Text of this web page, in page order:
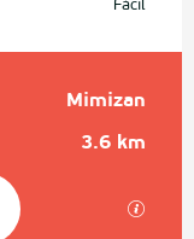
Fácil
Mimizan
3.6 km
Los